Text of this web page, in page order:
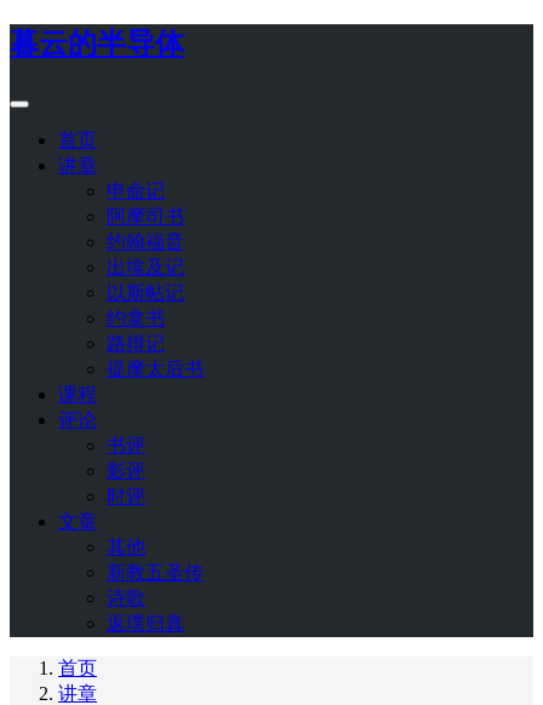
暮云的半导体
首页
讲章
申命记
阿摩司书
约翰福音
出埃及记
以斯帖记
约拿书
路得记
提摩太后书
课程
评论
书评
影评
时评
文章
其他
新教五圣传
诗歌
返璞归真
首页
讲章